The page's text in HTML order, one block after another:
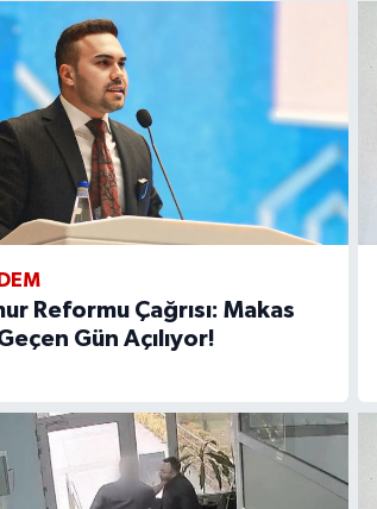
Reformu Çağrısı: Makas
Gün Açılıyor!